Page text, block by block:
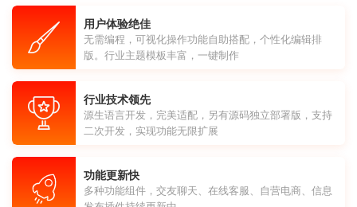
用户体验绝佳
无需编程，可视化操作功能自助搭配，个性化编辑排
版。行业主题模板丰富，一键制作
行业技术领先
源生语言开发，完美适配，另有源码独立部署版，支持
二次开发，实现功能无限扩展
功能更新快
多种功能组件，交友聊天、在线客服、自营电商、信息